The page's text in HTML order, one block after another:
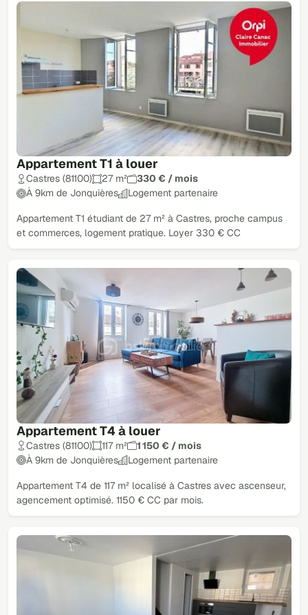
Appartement T1 à louer
Castres (81100) 27 m²
330 € / mois
À 9km de Jonquières
Logement partenaire
Appartement T1 étudiant de 27 m² à Castres, proche campus
et commerces, logement pratique. Loyer 330 € CC
Appartement T4 à louer
Castres (81100) 117 m²
1 150 € / mois
À 9km de Jonquières
Logement partenaire
Appartement T4 de 117 m² localisé à Castres avec ascenseur,
agencement optimisé. 1150 € CC par mois.